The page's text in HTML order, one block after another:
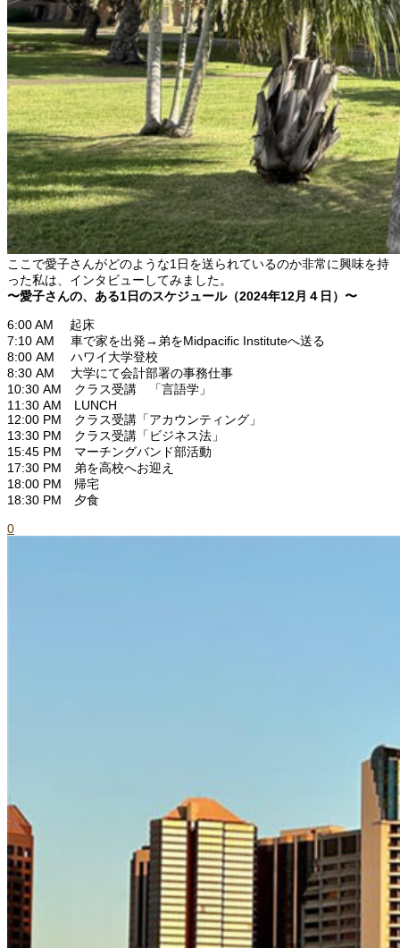
ここで愛子さんがどのような1日を送られているのか非常に興味を持
った私は、インタビューしてみました。
〜愛子さんの、ある1日のスケジュール（2024年12月４日）〜
6:00 AM 起床
7:10 AM 車で家を出発→弟をMidpacific Instituteへ送る
8:00 AM ハワイ大学登校
8:30 AM 大学にて会計部署の事務仕事
10:30 AM クラス受講 「言語学」
11:30 AM LUNCH
12:00 PM クラス受講「アカウンティング」
13:30 PM クラス受講「ビジネス法」
15:45 PM マーチングバンド部活動
17:30 PM 弟を高校へお迎え
18:00 PM 帰宅
18:30 PM 夕食
0